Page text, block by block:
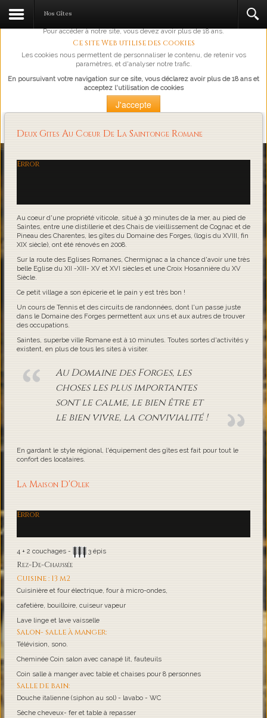
L'abus d'alcool est dangereux pour la santé, à consommer avec
Pour accéder à notre site, vous devez avoir plus de 18 ans.
Ce site Web utilise des cookies
Les cookies nous permettent de personnaliser le contenu, de retenir vos
paramètres, et d'analyser notre trafic.
En poursuivant votre navigation sur ce site, vous déclarez avoir plus de 18 ans et
acceptez l'utilisation de cookies
J'accepte
Loading...
Nos Gîtes
Deux Gites Au Coeur De La Saintonge Romane
Error
Au coeur d'une propriété viticole, situé à 30 minutes de la mer, au pied de
Saintes, entre une distillerie et des Chais de vieillissement de Cognac et de
Pineau des Charentes, les gîtes du Domaine des Forges, (logis du XVIII, fin
XIX siècle), ont été rénovés en 2008.
Sur la route des Eglises Romanes, Chermignac a la chance d'avoir une très
belle Eglise du XII -XIII- XV et XVI siècles et une Croix Hosannière du XV
Siècle.
Ce petit village a son épicerie et le pain y est très bon !
Un cours de Tennis et des circuits de randonnées, dont l'un passe juste
dans le Domaine des Forges permettent aux uns et aux autres de trouver
des occupations.
Saintes, superbe ville Romane est à 10 minutes. Toutes sortes d'activités y
existent, en plus de tous les sites à visiter.
Au Domaine des Forges, les
choses les plus importantes
sont le calme, le bien être et
le bien vivre, la convivialité !
En gardant le style régional, l'équipement des gîtes est fait pour tout le
confort des locataires.
La Maison D'Olek
Error
4 + 2 couchages - 3 épis
Rez-De-Chaussée
Cuisine : 13 m2
Cuisinière et four électrique, four à micro-ondes,
cafetière, bouilloire, cuiseur vapeur
Lave linge et lave vaisselle
Salon- salle à manger:
Télévision, sono.
Cheminée Coin salon avec canapé lit, fauteuils
Coin salle à manger avec table et chaises pour 8 personnes
Salle de bain:
Douche italienne (siphon au sol) - lavabo - WC
Sèche cheveux- fer et table à repasser